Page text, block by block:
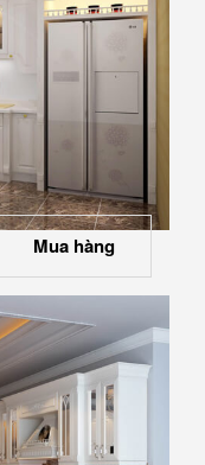
Mua hàng